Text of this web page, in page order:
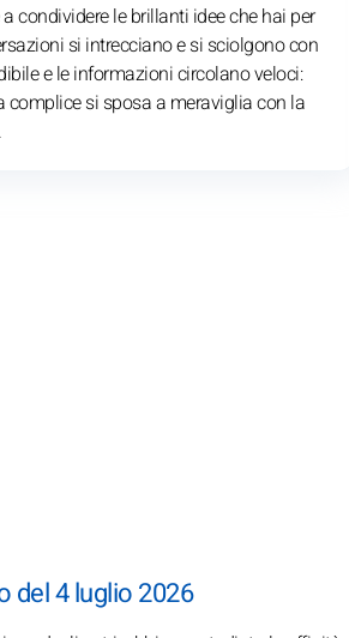
condividere le brillanti idee che hai per
si intrecciano e si sciolgono con
e le informazioni circolano veloci:
complice si sposa a meraviglia con la
del 4 luglio 2026